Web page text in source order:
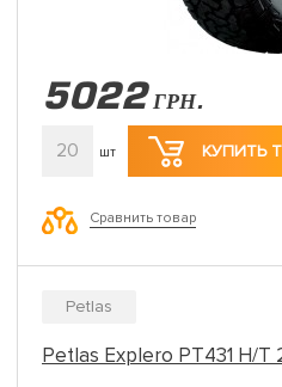
5022 ГРН.
20 шт КУПИТЬ
Сравнить товар
Petlas
Petlas Explero PT431 H/T